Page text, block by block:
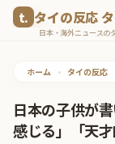
タイの反応
日本・海外ニュースの
ホーム • タイの反応
日本の子供が
感じる」「天